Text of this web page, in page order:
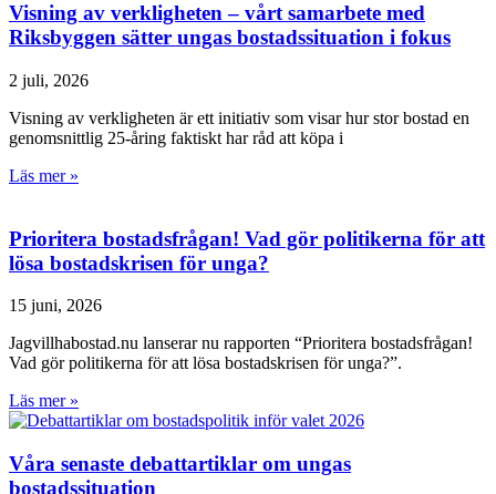
Visning av verkligheten – vårt samarbete med
Riksbyggen sätter ungas bostadssituation i fokus
2 juli, 2026
Visning av verkligheten är ett initiativ som visar hur stor bostad en
genomsnittlig 25-åring faktiskt har råd att köpa i
Läs mer »
Prioritera bostadsfrågan! Vad gör politikerna för att
lösa bostadskrisen för unga?
15 juni, 2026
Jagvillhabostad.nu lanserar nu rapporten “Prioritera bostadsfrågan!
Vad gör politikerna för att lösa bostadskrisen för unga?”.
Läs mer »
Våra senaste debattartiklar om ungas
bostadssituation